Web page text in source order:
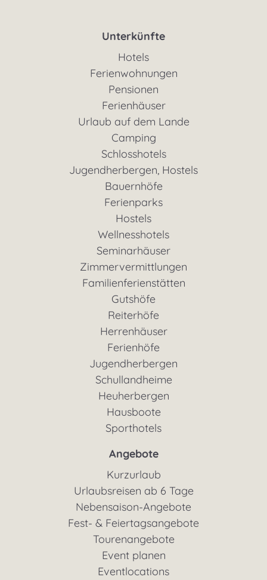
Unterkünfte
Hotels
Ferienwohnungen
Pensionen
Ferienhäuser
Urlaub auf dem Lande
Camping
Schlosshotels
Jugendherbergen, Hostels
Bauernhöfe
Ferienparks
Hostels
Wellnesshotels
Seminarhäuser
Zimmervermittlungen
Familienferienstätten
Gutshöfe
Reiterhöfe
Herrenhäuser
Ferienhöfe
Jugendherbergen
Schullandheime
Heuherbergen
Hausboote
Sporthotels
Angebote
Kurzurlaub
Urlaubsreisen ab 6 Tage
Nebensaison-Angebote
Fest- & Feiertagsangebote
Tourenangebote
Event planen
Eventlocations